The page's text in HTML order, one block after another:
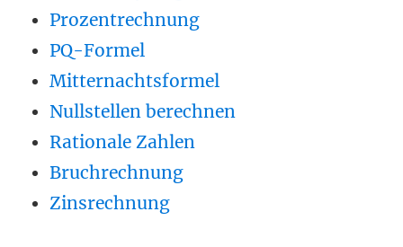
Prozentrechnung
PQ-Formel
Mitternachtsformel
Nullstellen berechnen
Rationale Zahlen
Bruchrechnung
Zinsrechnung